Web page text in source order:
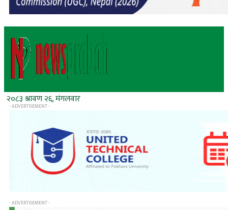
२०८३ श्रावण २६, मंगलवार
- ADVERTISEMENT -
- ADVERTISEMENT -